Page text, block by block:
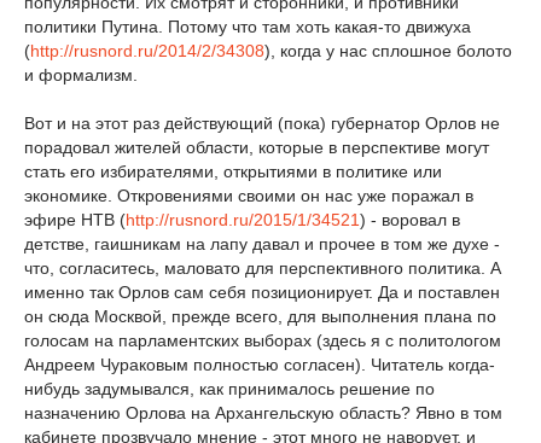
политики Путина. Потому что там хоть какая-то движуха
(http://rusnord.ru/2014/2/34308), когда у нас сплошное болото
и формализм.
Вот и на этот раз действующий (пока) губернатор Орлов не
порадовал жителей области, которые в перспективе могут
стать его избирателями, открытиями в политике или
экономике. Откровениями своими он нас уже поражал в
эфире НТВ (http://rusnord.ru/2015/1/34521) - воровал в
детстве, гаишникам на лапу давал и прочее в том же духе -
что, согласитесь, маловато для перспективного политика. А
именно так Орлов сам себя позиционирует. Да и поставлен
он сюда Москвой, прежде всего, для выполнения плана по
голосам на парламентских выборах (здесь я с политологом
Андреем Чураковым полностью согласен). Читатель когда-
нибудь задумывался, как принималось решение по
назначению Орлова на Архангельскую область? Явно в том
кабинете прозвучало мнение - этот много не наворует, и